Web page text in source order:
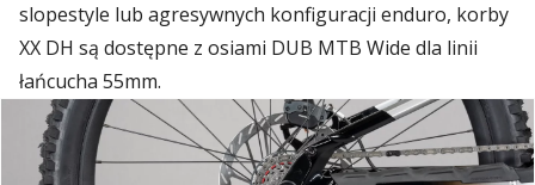
slopestyle lub agresywnych konfiguracji enduro, korby
XX DH są dostępne z osiami DUB MTB Wide dla linii
łańcucha 55mm.